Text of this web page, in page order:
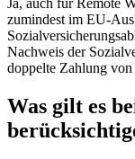
Ja, auch für Remote
zumindest im EU-
Nachweis der
doppelte Zahlung
Was gilt es